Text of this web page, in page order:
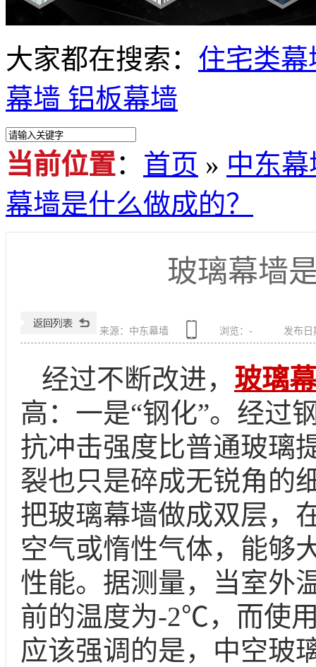
大家都在搜索： 住宅类幕
幕墙 铝板幕墙
当前位置： 首页 » 中东
幕墙是什么做成的？
玻璃幕墙
来源：中东幕墙 浏览： - 发布日
经过不断改进， 玻璃
高：一是“钢化”。经过
抗冲击强度比普通玻璃
裂也只是碎成无锐角的
把玻璃幕墙做成双层，
空气或惰性气体，能够
性能。据测量，当室外
前的温度为-2℃，而使
应该强调的是，中空玻